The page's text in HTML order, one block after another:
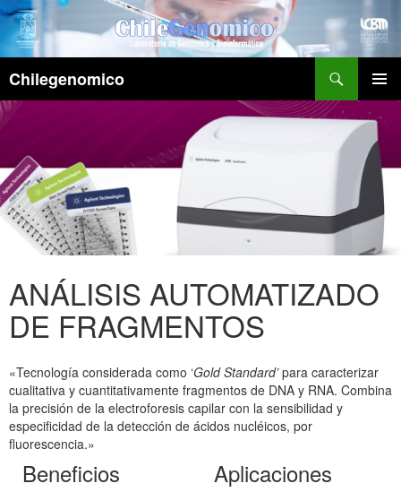
Chilegenomico
Menú
AL
ANÁLISIS AUTOMATIZADO
DE FRAGMENTOS
«Tecnología considerada como ‘Gold Standard’para caracterizar
cualitativa y cuantitativamente fragmentos de DNA y RNA. Combina
la precisión de la electroforesis capilar con la sensibilidad y
especificidad de la detección de ácidos nucléicos, por
fluorescencia.»
Beneficios Aplicaciones